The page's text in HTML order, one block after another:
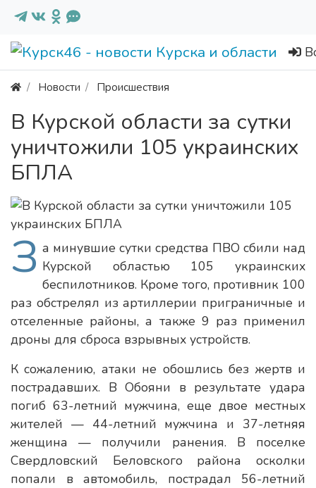
Новости Происшествия
В Курской области за сутки
уничтожили 105 украинских
БПЛА
З а минувшие сутки средства ПВО сбили над
Курской областью 105 украинских
беспилотников. Кроме того, противник 100
раз обстрелял из артиллерии приграничные и
отселенные районы, а также 9 раз применил
дроны для сброса взрывных устройств.
К сожалению, атаки не обошлись без жертв и
пострадавших. В Обояни в результате удара
погиб 63-летний мужчина, еще двое местных
жителей — 44-летний мужчина и 37-летняя
женщина — получили ранения. В поселке
Свердловский Беловского района осколки
попали в автомобиль, пострадал 56-летний